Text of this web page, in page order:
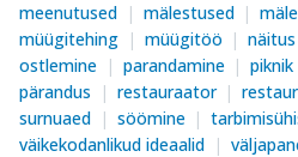
meenutused
mälestused
müügitehing
müügitöö näitus
ostlemine
parandamine piknik
pärandus
restauraator
surnuaed
söömine
väikekodanlikud ideaalid